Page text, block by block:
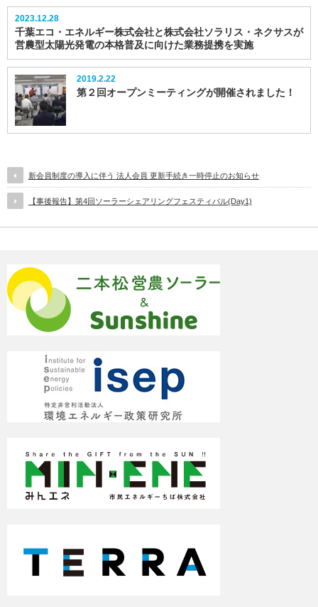
2023.12.28
千葉エコ・エネルギー株式会社と株式会社ソラリス・ネクサスが
営農型太陽光発電の本格普及に向けた業務提携を実施
2019.2.22
第２回オープンミーティングが開催されました！
新会員制度の導入に伴う 法人会員 更新手続き一時停止のお知らせ
【事後報告】第4回ソーラーシェアリングフェスティバル(Day1)